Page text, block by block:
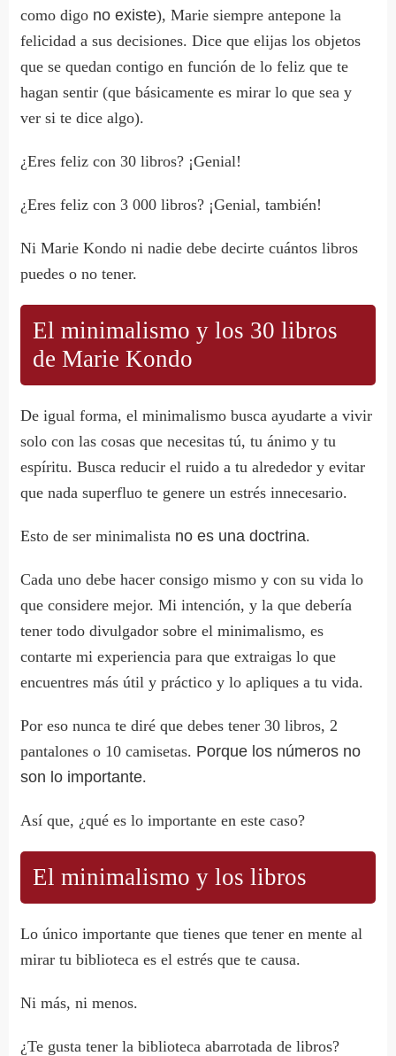
como digo no existe), Marie siempre antepone la
felicidad a sus decisiones. Dice que elijas los objetos
que se quedan contigo en función de lo feliz que te
hagan sentir (que básicamente es mirar lo que sea y
ver si te dice algo).
¿Eres feliz con 30 libros? ¡Genial!
¿Eres feliz con 3 000 libros? ¡Genial, también!
Ni Marie Kondo ni nadie debe decirte cuántos libros
puedes o no tener.
El minimalismo y los 30 libros
de Marie Kondo
De igual forma, el minimalismo busca ayudarte a vivir
solo con las cosas que necesitas tú, tu ánimo y tu
espíritu. Busca reducir el ruido a tu alrededor y evitar
que nada superfluo te genere un estrés innecesario.
Esto de ser minimalista no es una doctrina.
Cada uno debe hacer consigo mismo y con su vida lo
que considere mejor. Mi intención, y la que debería
tener todo divulgador sobre el minimalismo, es
contarte mi experiencia para que extraigas lo que
encuentres más útil y práctico y lo apliques a tu vida.
Por eso nunca te diré que debes tener 30 libros, 2
pantalones o 10 camisetas. Porque los números no
son lo importante.
Así que, ¿qué es lo importante en este caso?
El minimalismo y los libros
Lo único importante que tienes que tener en mente al
mirar tu biblioteca es el estrés que te causa.
Ni más, ni menos.
¿Te gusta tener la biblioteca abarrotada de libros?